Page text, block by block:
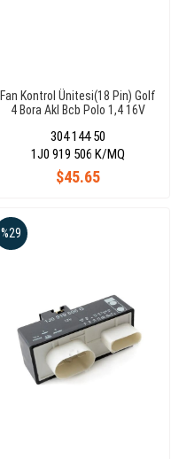
Fan Kontrol Ünitesi(18 Pin) Golf
4 Bora Akl Bcb Polo 1,4 16V
304 144 50
$45.65
1J0 919 506 K/MQ
%29